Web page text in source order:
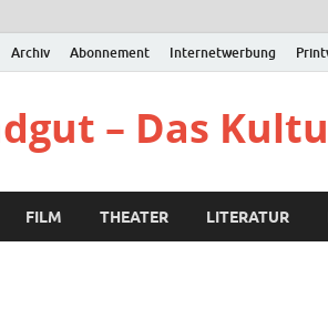
Archiv Abonnement Internetwerbung
– Das
FILM THEATER LITERATUR